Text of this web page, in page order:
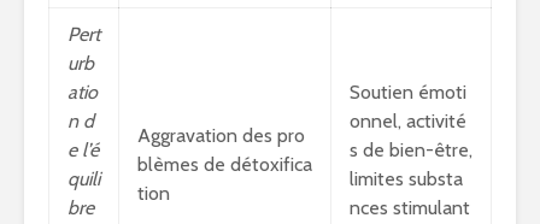
Pert
urb
atio
n d
e l’é
quili
bre
Aggravation des pro
blèmes de détoxifica
tion
Soutien émoti
onnel, activité
s de bien-être,
limites substa
nces stimulant